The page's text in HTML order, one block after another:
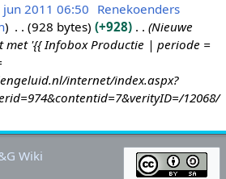
jun 2011 06:50 Renekoenders
928 bytes +928
Nieuwe
met '{{ Infobox Productie | periode =
internet/index.aspx?
12068/
Wiki